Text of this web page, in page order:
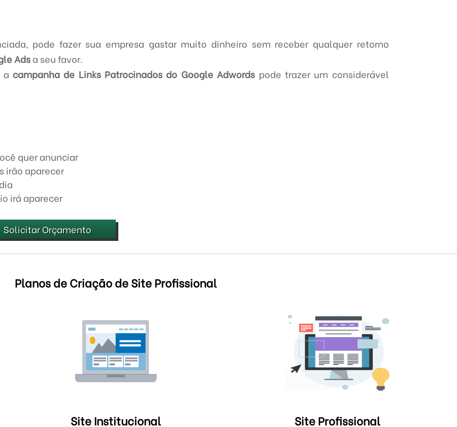
pode fazer sua empresa gastar muito dinheiro sem receber qualquer retorno
Adsa seu favor.
a campanha de Links Patrocinados do Google Adwords pode trazer um considerável
quer anunciar
irão aparecer
irá aparecer
Solicitar Orçamento
Planos de Criação de Site Profissional
Site Institucional Site Profissional